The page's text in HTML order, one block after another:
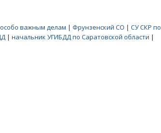
важным делам | Фрунзенский СО | СУ СКР по
| начальник УГИБДД по Саратовской области |